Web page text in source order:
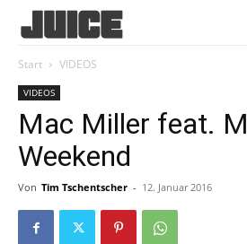
Start VIDEOS
VIDEOS
Mac Miller feat.
Weekend
Von Tim Tschentscher - 12. Januar 2016